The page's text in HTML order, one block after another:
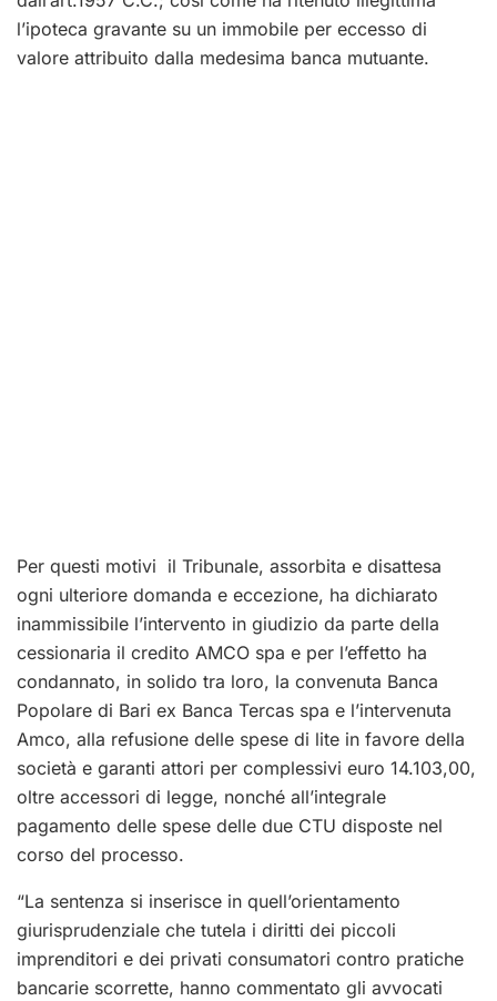
l’ipoteca gravante su un immobile per eccesso di
valore attribuito dalla medesima banca mutuante.
Per questi motivi il Tribunale, assorbita e disattesa
ogni ulteriore domanda e eccezione, ha dichiarato
inammissibile l’intervento in giudizio da parte della
cessionaria il credito AMCO spa e per l’effetto ha
condannato, in solido tra loro, la convenuta Banca
Popolare di Bari ex Banca Tercas spa e l’intervenuta
Amco, alla refusione delle spese di lite in favore della
società e garanti attori per complessivi euro 14.103,00,
oltre accessori di legge, nonché all’integrale
pagamento delle spese delle due CTU disposte nel
corso del processo.
“La sentenza si inserisce in quell’orientamento
giurisprudenziale che tutela i diritti dei piccoli
imprenditori e dei privati consumatori contro pratiche
bancarie scorrette, hanno commentato gli avvocati